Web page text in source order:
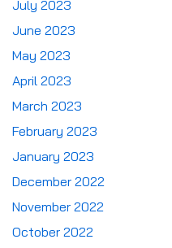
July 2023
June 2023
May 2023
April 2023
March 2023
February 2023
January 2023
December 2022
November 2022
October 2022